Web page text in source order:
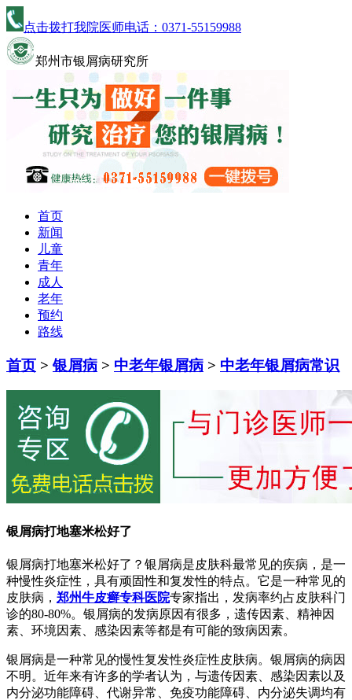
点击拨打我院医师电话： 0371-55159988
郑州市银屑病研究所
首页
新闻
儿童
青年
成人
老年
预约
路线
首页 >银屑病 > 中老年银屑病 > 中老年银屑病常识
银屑病打地塞米松好了
银屑病打地塞米松好了？银屑病是皮肤科最常见的疾病，是一
种慢性炎症性，具有顽固性和复发性的特点。它是一种常见的
皮肤病， 郑州牛皮癣专科医院专家指出，发病率约占皮肤科门
诊的80-80%。银屑病的发病原因有很多，遗传因素、精神因
素、环境因素、感染因素等都是有可能的致病因素。
银屑病是一种常见的慢性复发性炎症性皮肤病。银屑病的病因
不明。近年来有许多的学者认为，与遗传因素、感染因素以及
内分泌功能障碍、代谢异常、免疫功能障碍、内分泌失调均有